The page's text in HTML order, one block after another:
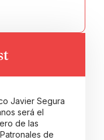
Javier Segura
será el
de las
de